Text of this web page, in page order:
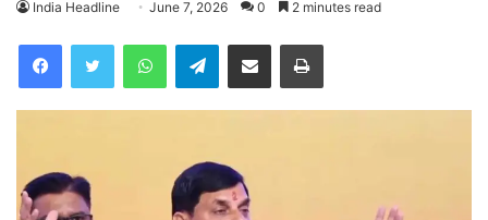
India Headline June 7, 2026 0 2 minutes read
WhatsAppTelegramShare via Email Print